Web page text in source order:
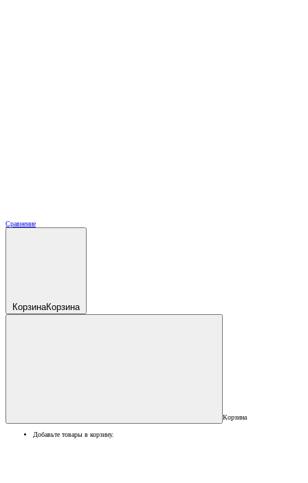
Сравнение
КорзинаКорзина
Корзина
Добавьте товары в корзину.